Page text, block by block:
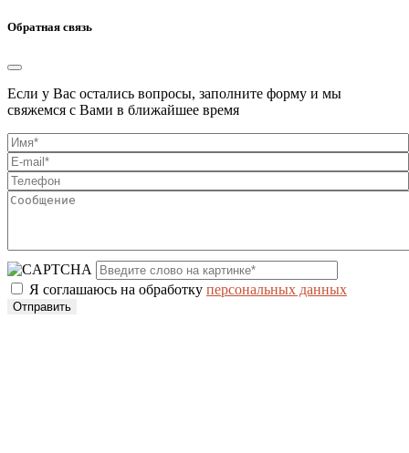
Обратная связь
Если у Вас остались вопросы, заполните форму и мы
свяжемся с Вами в ближайшее время
Я соглашаюсь на обработку персональных данных